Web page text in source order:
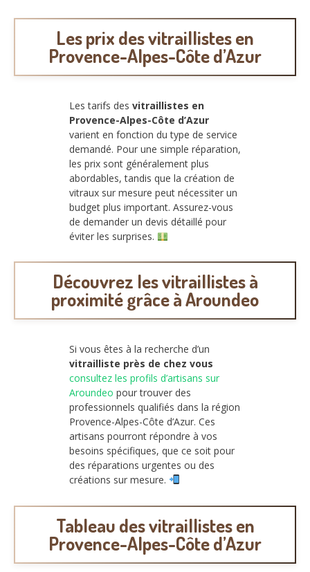
Les prix des vitraillistes en
Provence-Alpes-Côte d’Azur
Les tarifs des vitraillistes en
Provence-Alpes-Côte d’Azur
varient en fonction du type de service
demandé. Pour une simple réparation,
les prix sont généralement plus
abordables, tandis que la création de
vitraux sur mesure peut nécessiter un
budget plus important. Assurez-vous
de demander un devis détaillé pour
éviter les surprises.
Découvrez les vitraillistes à
proximité grâce à Aroundeo
Si vous êtes à la recherche d’un
vitrailliste près de chez vous
consultez les profils d’artisans sur
Aroundeo pour trouver des
professionnels qualifiés dans la région
Provence-Alpes-Côte d’Azur. Ces
artisans pourront répondre à vos
besoins spécifiques, que ce soit pour
des réparations urgentes ou des
créations sur mesure.
Tableau des vitraillistes en
Provence-Alpes-Côte d’Azur